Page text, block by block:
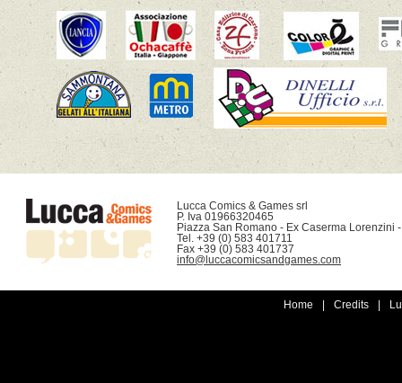
Lucca Comics & Games srl
P. Iva 01966320465
Piazza San Romano - Ex Caserma Lorenzini
Tel. +39 (0) 583 401711
info@luccacomicsandgames.com
Home Credits